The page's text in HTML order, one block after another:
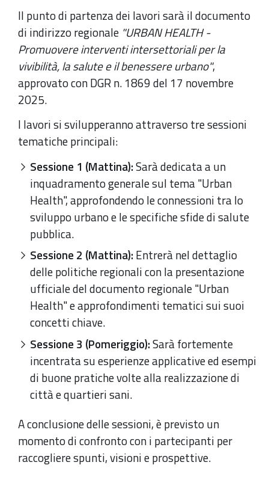
Il punto di partenza dei lavori sarà il documento
di indirizzo regionale "URBAN HEALTH -
Promuovere interventi intersettoriali per la
vivibilità, la salute e il benessere urbano",
approvato con DGR n. 1869 del 17 novembre
2025.
I lavori si svilupperanno attraverso tre sessioni
tematiche principali:
Sessione 1 (Mattina):Sarà dedicata a un
inquadramento generale sul tema "Urban
Health", approfondendo le connessioni tra lo
sviluppo urbano e le specifiche sfide di salute
pubblica.
Sessione 2 (Mattina): Entrerà nel dettaglio
delle politiche regionali con la presentazione
ufficiale del documento regionale "Urban
Health" e approfondimenti tematici sui suoi
concetti chiave.
Sessione 3 (Pomeriggio):Sarà fortemente
incentrata su esperienze applicative ed esempi
di buone pratiche volte alla realizzazione di
città e quartieri sani.
A conclusione delle sessioni, è previsto un
momento di confronto con i partecipanti per
raccogliere spunti, visioni e prospettive.